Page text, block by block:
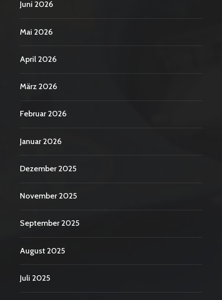
Juni 2026
Mai 2026
April 2026
März 2026
Februar 2026
Januar 2026
Dezember 2025
November 2025
September 2025
August 2025
Juli 2025